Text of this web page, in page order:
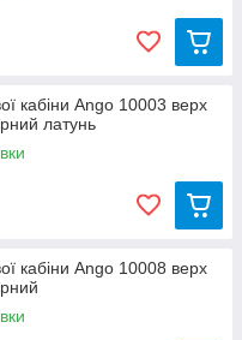
кабіни Ango 10003 верх
латунь
кабіни Ango 10008 верх